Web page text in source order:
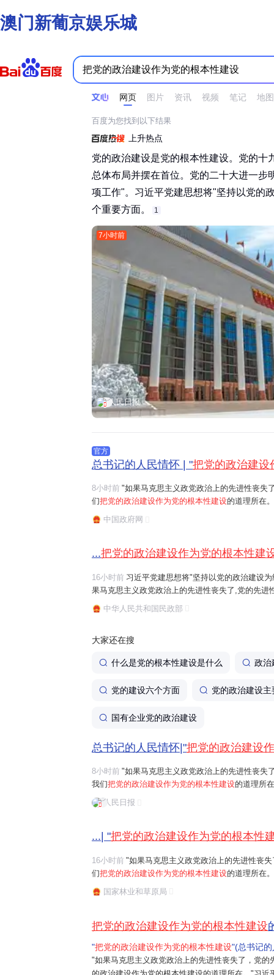
澳门新葡京娱乐城
网页 图片 资讯 视频 笔记 地图
时间不限 所有网页和文件 站点内检索
百度为您找到以下结果
上升热点
党的政治建设是党的根本性建设。党的十
总体布局并摆在首位。党的二十大进一步
项工作"。习近平党建思想将"坚持以党的
个重要方面。‌‌
1
7小时前
人民日报
官方
总书记的人民情怀 | "把党的政治建设
8小时前 "如果马克思主义政党政治上的先进性丧失
们把党的政治建设作为党的根本性建设的道理所在
任务是保证全党服从中央,坚持党中央权威和集中
中国政府网
...把党的政治建设作为党的根本性建
16小时前 习近平党建思想将"坚持以党的政治建设
果马克思主义政党政治上的先进性丧失了,党的先进
治建设作为党的根本性建设
全党服从中央,坚持党中央权威和集中统一...
中华人民共和国民政部
大家还在搜
什么是党的根本性建设是什么 政治
党的建设六个方面 党的政治建设主
国有企业党的政治建设
总书记的人民情怀|"把党的政治建设
8小时前 "如果马克思主义政党政治上的先进性丧失
我们把党的政治建设作为党的根本性建设的道理所
首要任务是保证全党服从中央，坚持党中央权威和
问题。习近平总书记曾讲过一个长征故事："红军...
人民日报
...| "把党的政治建设作为党的根本性
16小时前 "如果马克思主义政党政治上的先进性丧
们把党的政治建设作为党的根本性建设的道理所在
任务是保证全党服从中央,坚持党中央权威和集中
题。习近平总书记曾讲过一个长征故事:"红军...
国家林业和草原局
把党的政治建设作为党的根本性建设
"把党的政治建设作为党的根本性建设"(总书记
"如果马克思主义政党政治上的先进性丧失了，党